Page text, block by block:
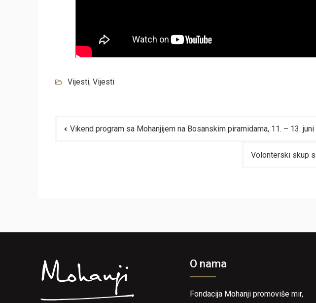
Vijesti, Vijesti
Navigacija
Vikend program sa Mohanjijem na Bosanskim piramidama, 11. – 13. juni
Volonterski skup
O nama
Fondacija Mohanji promoviše mir,